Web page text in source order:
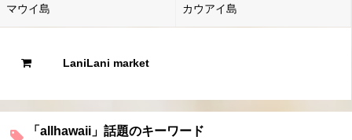
マウイ島 カウアイ島
LaniLani market
「allhawaii」話題のキーワード